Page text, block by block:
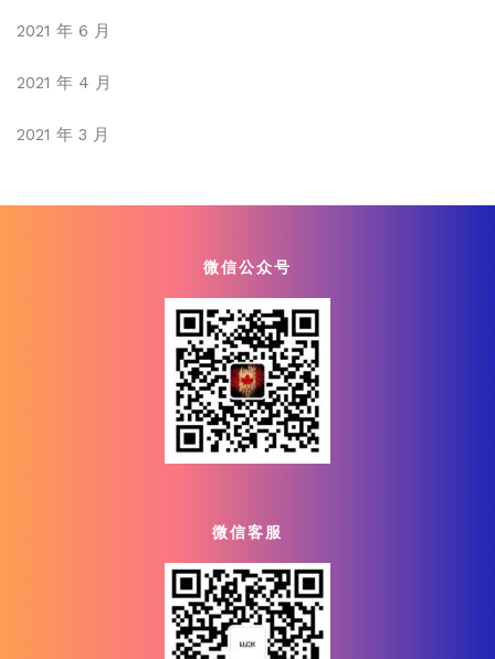
2021 年 6 月
2021 年 4 月
2021 年 3 月
微信公众号
微信客服